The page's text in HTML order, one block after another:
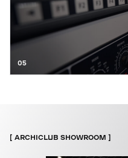
05
ARCHICLUB SHOWROOM